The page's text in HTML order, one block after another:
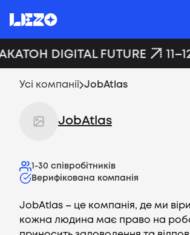
DIGITAL FUTURE
Усі компанії JobAtlas
JobAtlas
1-30 співробітників
Верифікована компанія
JobAtlas – це компанія, де ми
кожна людина має право на